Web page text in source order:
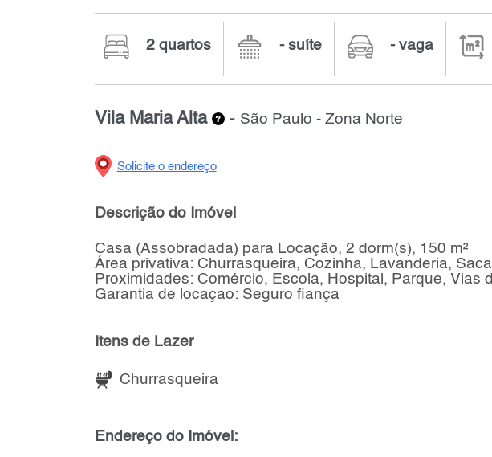
2 quartos - suíte - vaga
Vila Maria Alta - São Paulo - Zona Norte
Solicite o endereço
Descrição do Imóvel
Casa (Assobradada) para Locação, 2 dorm(s), 150 m²
Área privativa: Churrasqueira, Cozinha, Lavanderia,
Proximidades: Comércio, Escola, Hospital, Parque, Vias
Garantia de locaçao: Seguro fiança
Itens de Lazer
Churrasqueira
Endereço do Imóvel: